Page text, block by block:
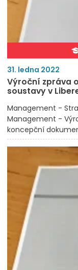
31. ledna 2022
Výroční zpráva
soustavy v
Management -
Management -
koncepční